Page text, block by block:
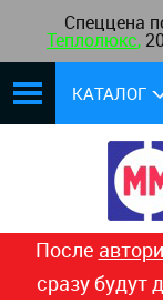
Спеццена
Теплолюкс,
КАТАЛОГ
После
сразу будут